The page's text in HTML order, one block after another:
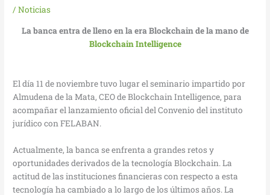
/Noticias
La banca entra de lleno en la era Blockchain de la mano de
Blockchain Intelligence
El día 11 de noviembre tuvo lugar el seminario impartido por
Almudena de la Mata, CEO de Blockchain Intelligence, para
acompañar el lanzamiento oficial del Convenio del instituto
jurídico con FELABAN.
Actualmente, la banca se enfrenta a grandes retos y
oportunidades derivados de la tecnología Blockchain. La
actitud de las instituciones financieras con respecto a esta
tecnología ha cambiado a lo largo de los últimos años. La